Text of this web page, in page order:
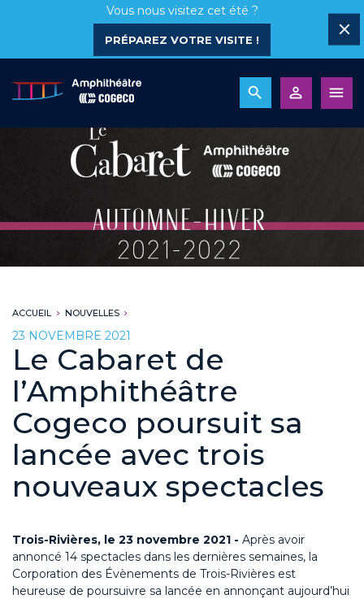
Vous nous visitez cet été ?
PRÉPAREZ VOTRE VISITE !
ACCUEIL NOUVELLES
23 NOVEMBRE 2021
Le Cabaret de
l’Amphithéâtre
Cogeco poursuit sa
lancée avec trois
nouveaux spectacles
Trois-Rivières, le 23 novembre 2021 - Après avoir
annoncé 14 spectacles dans les dernières semaines, la
Corporation des Évènements de Trois-Rivières est
heureuse de poursuivre sa lancée en annonçant aujourd’hui